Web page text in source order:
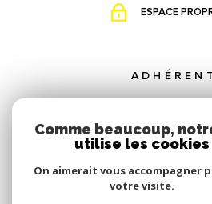
ESPACE
Comme beaucoup,
utilise les cookies
On aimerait vous accompagner
votre visite.